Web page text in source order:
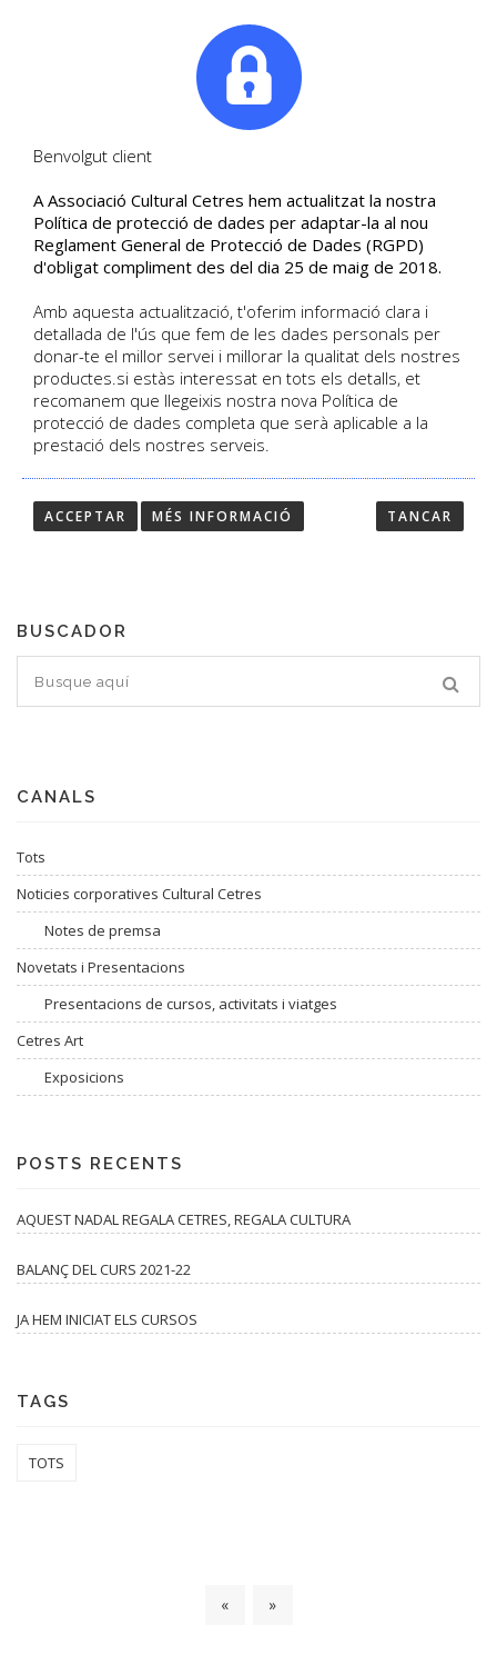
Segueix les últimes notícies
Blog de Cultural Cetres
HOME / BLOG
Troba les últimes notícies de Cultural Cetres.
BUSCADOR
CANALS
Tots
Noticies corporatives Cultural Cetres
Notes de premsa
Novetats i Presentacions
Presentacions de cursos, activitats i viatges
Cetres Art
Exposicions
POSTS RECENTS
AQUEST NADAL REGALA CETRES, REGALA CULTURA
BALANÇ DEL CURS 2021-22
JA HEM INICIAT ELS CURSOS
TAGS
TOTS
« »
Benvolgut client
A Associació Cultural Cetres hem actualitzat la nostra
Política de protecció de dades per adaptar-la al nou
Reglament General de Protecció de Dades (RGPD)
d'obligat compliment des del dia 25 de maig de 2018.
Amb aquesta actualització, t'oferim informació clara i
detallada de l'ús que fem de les dades personals per
donar-te el millor servei i millorar la qualitat dels nostres
productes.si estàs interessat en tots els detalls, et
recomanem que llegeixis nostra nova Política de
protecció de dades completa que serà aplicable a la
prestació dels nostres serveis.
ACCEPTAR MÉS INFORMACIÓ TANCAR